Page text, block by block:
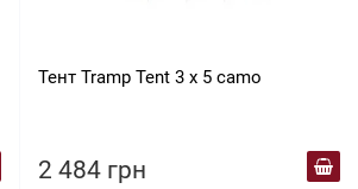
Тент Tramp Tent 3 х 5 camo
2 484 грн